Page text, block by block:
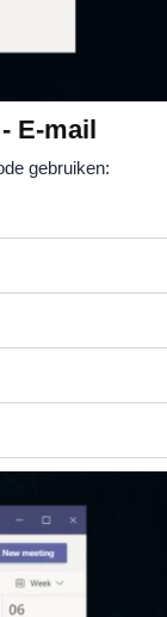
E-mail
gebruiken: